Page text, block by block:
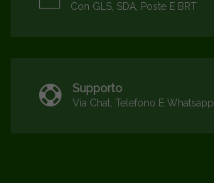
Con GLS, SDA, Poste E BRT
Supporto
Via Chat, Telefono E Whatsapp